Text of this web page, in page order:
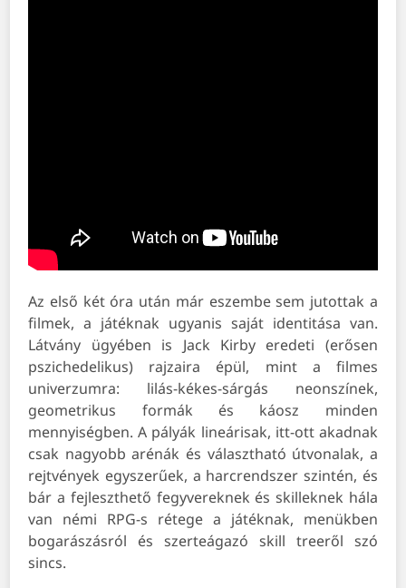
Az első két óra után már eszembe sem jutottak a
filmek, a játéknak ugyanis saját identitása van.
Látvány ügyében is Jack Kirby eredeti (erősen
pszichedelikus) rajzaira épül, mint a filmes
univerzumra: lilás-kékes-sárgás neonszínek,
geometrikus formák és káosz minden
mennyiségben. A pályák lineárisak, itt-ott akadnak
csak nagyobb arénák és választható útvonalak, a
rejtvények egyszerűek, a harcrendszer szintén, és
bár a fejleszthető fegyvereknek és skilleknek hála
van némi RPG-s rétege a játéknak, menükben
bogarászásról és szerteágazó skill treeről szó
sincs.